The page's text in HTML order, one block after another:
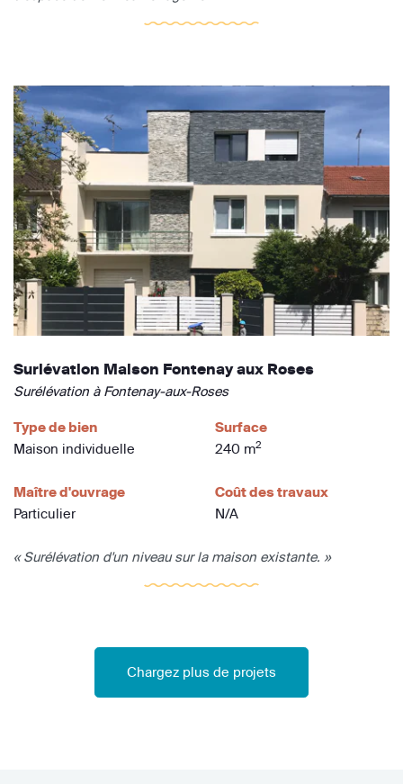
Surlévation Maison Fontenay aux Roses
Surélévation à Fontenay-aux-Roses
Type de bien
Maison individuelle
Surface
240 m2
Maître d'ouvrage
Particulier
Coût des travaux
N/A
« Surélévation d'un niveau sur la maison existante. »
Chargez plus de projets